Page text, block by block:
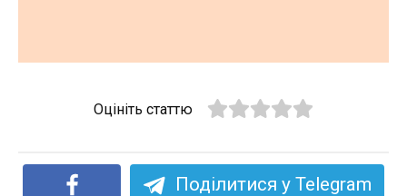
Оцініть статтю
Поділитися у Telegram